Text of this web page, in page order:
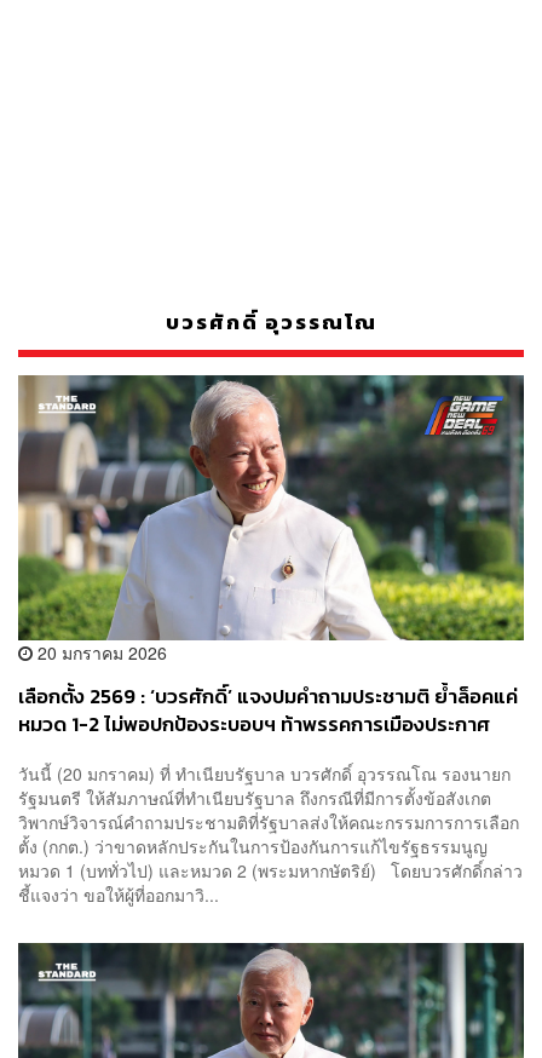
บวรศักดิ์ อุวรรณโณ
20 มกราคม 2026
เลือกตั้ง 2569 : ‘บวรศักดิ์’ แจงปมคำถามประชามติ ย้ำล็อคแค่
หมวด 1-2 ไม่พอปกป้องระบอบฯ ท้าพรรคการเมืองประกาศ
วันนี้ (20 มกราคม) ที่ ทำเนียบรัฐบาล บวรศักดิ์ อุวรรณโณ รองนายก
รัฐมนตรี ให้สัมภาษณ์ที่ทำเนียบรัฐบาล ถึงกรณีที่มีการตั้งข้อสังเกต
วิพากษ์วิจารณ์คำถามประชามติที่รัฐบาลส่งให้คณะกรรมการการเลือก
ตั้ง (กกต.) ว่าขาดหลักประกันในการป้องกันการแก้ไขรัฐธรรมนูญ
หมวด 1 (บททั่วไป) และหมวด 2 (พระมหากษัตริย์) โดยบวรศักดิ์กล่าว
ชี้แจงว่า ขอให้ผู้ที่ออกมาวิ...